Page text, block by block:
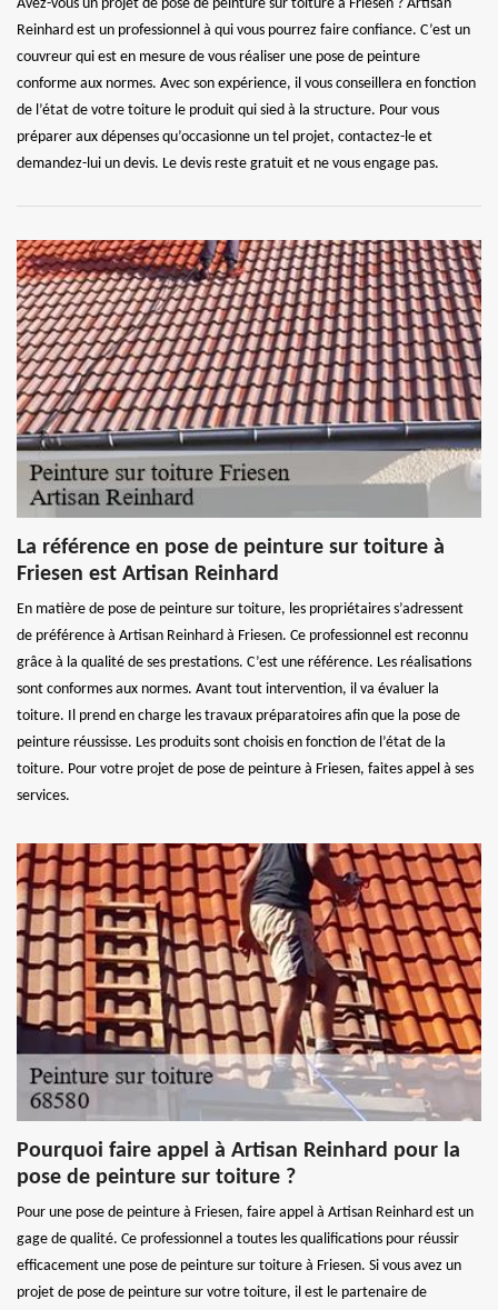
Avez-vous un projet de pose de peinture sur toiture à Friesen ? Artisan
Reinhard est un professionnel à qui vous pourrez faire confiance. C’est un
couvreur qui est en mesure de vous réaliser une pose de peinture
conforme aux normes. Avec son expérience, il vous conseillera en fonction
de l’état de votre toiture le produit qui sied à la structure. Pour vous
préparer aux dépenses qu’occasionne un tel projet, contactez-le et
demandez-lui un devis. Le devis reste gratuit et ne vous engage pas.
La référence en pose de peinture sur toiture à
Friesen est Artisan Reinhard
En matière de pose de peinture sur toiture, les propriétaires s’adressent
de préférence à Artisan Reinhard à Friesen. Ce professionnel est reconnu
grâce à la qualité de ses prestations. C’est une référence. Les réalisations
sont conformes aux normes. Avant tout intervention, il va évaluer la
toiture. Il prend en charge les travaux préparatoires afin que la pose de
peinture réussisse. Les produits sont choisis en fonction de l’état de la
toiture. Pour votre projet de pose de peinture à Friesen, faites appel à ses
services.
Pourquoi faire appel à Artisan Reinhard pour la
pose de peinture sur toiture ?
Pour une pose de peinture à Friesen, faire appel à Artisan Reinhard est un
gage de qualité. Ce professionnel a toutes les qualifications pour réussir
efficacement une pose de peinture sur toiture à Friesen. Si vous avez un
projet de pose de peinture sur votre toiture, il est le partenaire de